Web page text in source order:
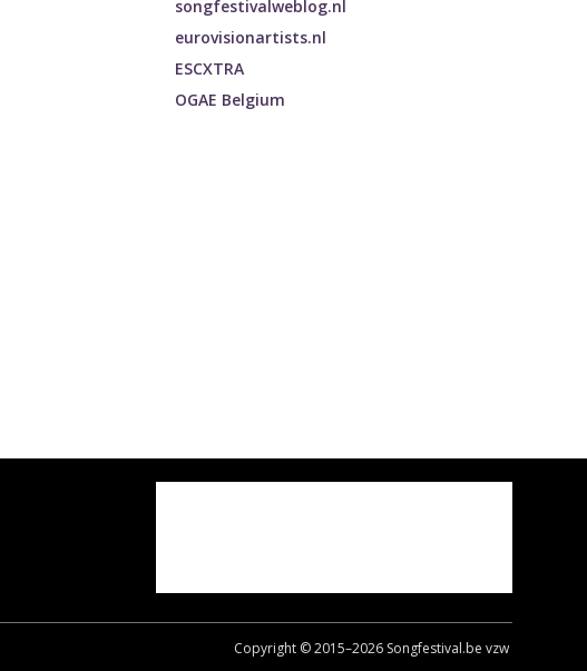
songfestivalweblog.nl
eurovisionartists.nl
ESCXTRA
OGAE Belgium
Copyright © 2015–2026 Songfestival.be vzw